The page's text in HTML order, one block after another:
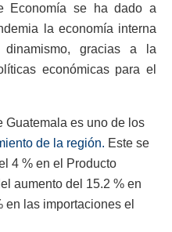
Economía se ha dado a
la economía interna
gracias a la
económicas para el
Guatemala es uno de los
de la región. Este se
4 % en el Producto
aumento del 15.2 % en
en las importaciones el